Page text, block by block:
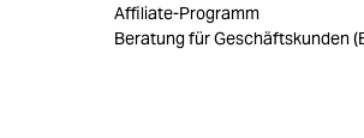
Affiliate-Programm
Beratung für Geschäftskunden